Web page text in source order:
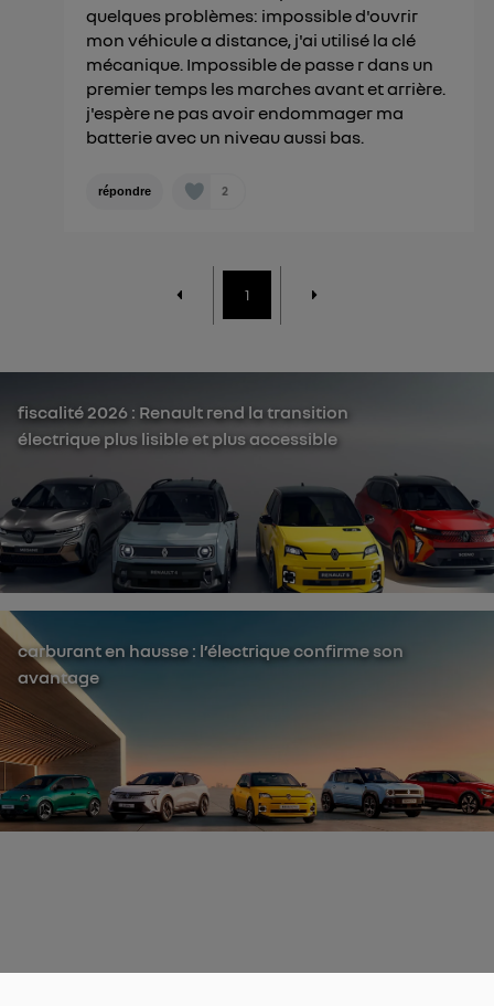
quelques problèmes: impossible d'ouvrir
mon véhicule a distance, j'ai utilisé la clé
mécanique. Impossible de passe r dans un
premier temps les marches avant et arrière.
j'espère ne pas avoir endommager ma
batterie avec un niveau aussi bas.
répondre 2
1
fiscalité 2026 : Renault rend la transition
électrique plus lisible et plus accessible
carburant en hausse : l’électrique confirme son
avantage